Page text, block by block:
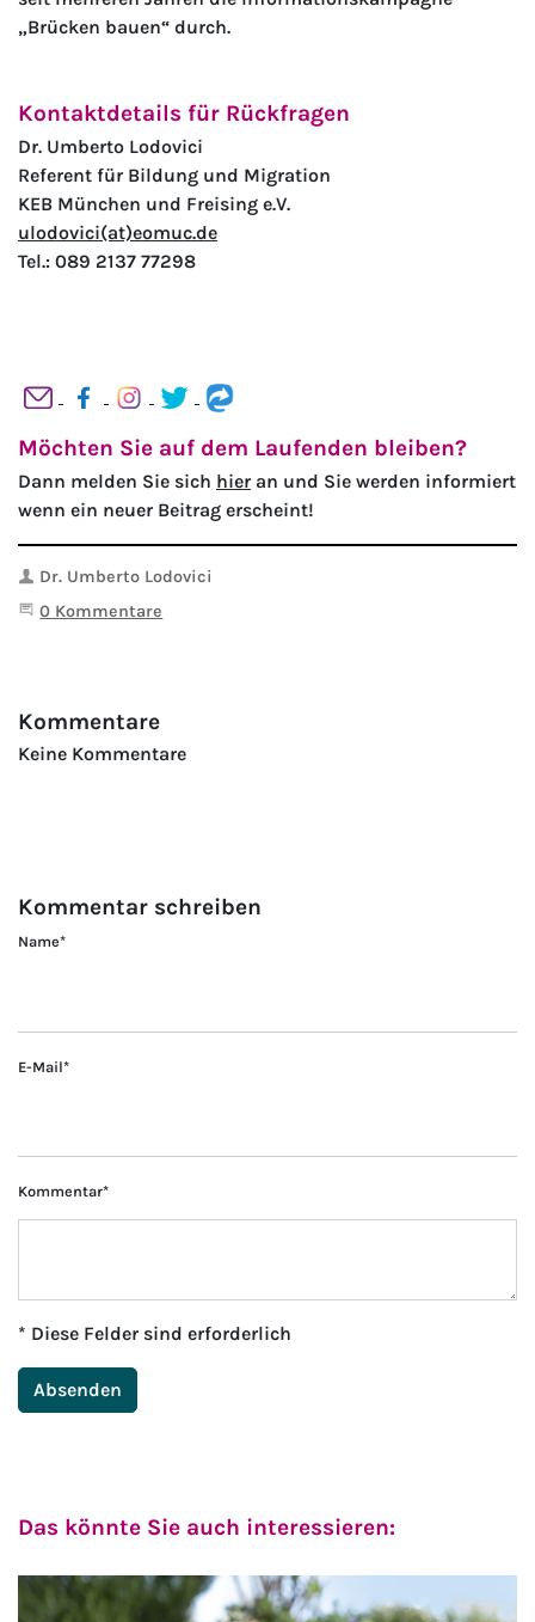
„Brücken bauen“ durch.
Kontaktdetails für Rückfragen
Dr. Umberto Lodovici
Referent für Bildung und Migration
KEB München und Freising e.V.
ulodovici(at)eomuc.de
Tel.: 089 2137 77298
Möchten Sie auf dem Laufenden bleiben?
Dann melden Sie sich hier an und Sie werden informiert
wenn ein neuer Beitrag erscheint!
Autor
Dr. Umberto Lodovici
Beginne eine Unterhaltung
0 Kommentare
Kommentare
Keine Kommentare
Kommentar schreiben
Name*
E-Mail*
Kommentar*
* Diese Felder sind erforderlich
Absenden
Das könnte Sie auch interessieren: